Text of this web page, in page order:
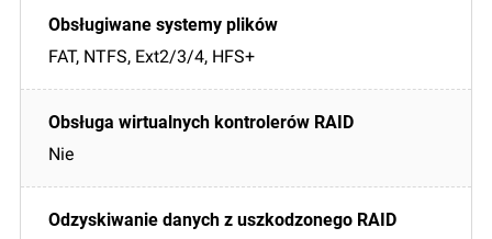
FAT, NTFS, Ext2/3/4, HFS+
Nie